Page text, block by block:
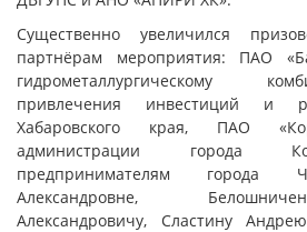
Существенно увеличился
партнёрам мероприятия: ПАО
гидрометаллургическому
привлечения инвестиций и
Хабаровского края, ПАО
администрации города
предпринимателям города
Александровне,
Александровичу, Сластину